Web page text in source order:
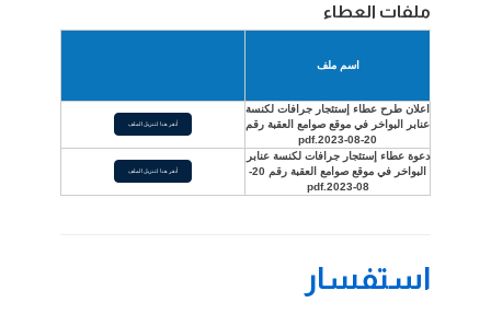
ملفات العطاء
اسم ملف
اعلان طرح عطاء إستئجار جرافات لكنسة
عنابر البواخر في موقع صوامع العقبة رقم
20-08-2023.pdf
أنقر هنا لتنزيل الملف
دعوة عطاء إستئجار جرافات لكنسة عنابر
البواخر في موقع صوامع العقبة رقم 20-
08-2023.pdf
أنقر هنا لتنزيل الملف
استفسار